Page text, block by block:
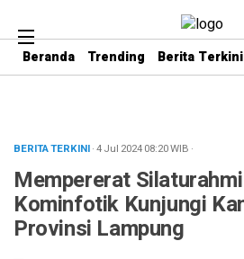
Beranda Trending Berita Terkini
BERITA TERKINI· 4 Jul 202408:20WIB ·
Mempererat
Kominfotik Kunjungi
Provinsi Lampung